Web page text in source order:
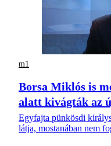
m1
Borsa Miklós is
alatt kivágták az
Egyfajta pünkösdi
látja, mostanában nem